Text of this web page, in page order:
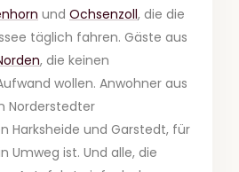
und Ochsenzoll, die die
täglich fahren. Gäste aus
, die keinen
wollen. Anwohner aus
Norderstedter
Harksheide und Garstedt, für
Umweg ist. Und alle, die